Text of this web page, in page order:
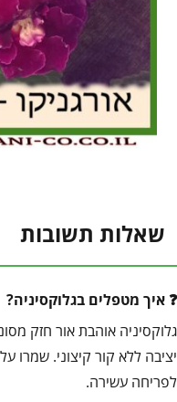
שאלות תשובות
איך מטפלים בגלוקסיניה?
גלוקסיניה אוהבת אור חזק
יציבה ללא קור קיצוני. שמרו
לפריחה עשירה.